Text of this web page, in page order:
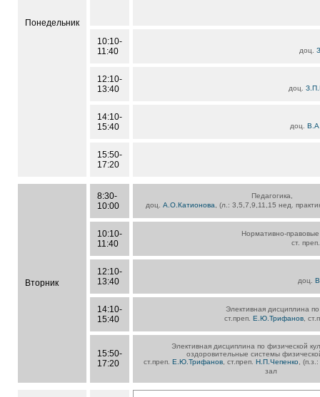
Понедельник
10:10-
11:40
доц.
12:10-
13:40
доц.
14:10-
15:40
доц.
15:50-
17:20
Вторник
8:30-
10:00
Педагогика,
доц. А.О.Катионова , (л.: 3,5,7,9,11,15 нед.
10:10-
11:40
Нормативно-
ст.
12:10-
13:40
доц.
14:10-
15:40
Элективная дисциплина
ст.преп. Е.Ю.Трифанов ,
15:50-
17:20
Элективная дисциплина по физической
оздоровительные системы
ст.преп.Е.Ю.Трифанов , ст.преп.Н.П.Чепенко
,
зал